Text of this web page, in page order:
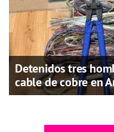
Detenidos tres
cable de cobre en